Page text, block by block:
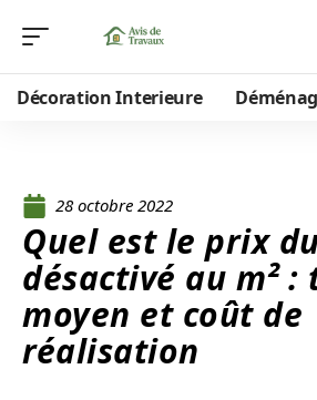
Décoration Interieure
28 octobre 2022
Quel est le prix
désactivé au m²
moyen et coût de
réalisation